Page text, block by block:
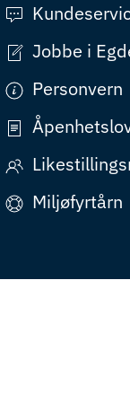
Jobbe i
Personvern
Miljøfyrtårn